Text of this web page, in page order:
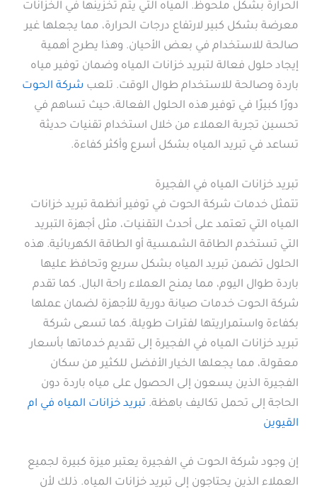
الحرارة بشكل ملحوظ. المياه التي يتم تخزينها في الخزانات
معرضة بشكل كبير لارتفاع درجات الحرارة، مما يجعلها غير
صالحة للاستخدام في بعض الأحيان. وهذا يطرح أهمية
إيجاد حلول فعالة لتبريد خزانات المياه وضمان توفير مياه
باردة وصالحة للاستخدام طوال الوقت. تلعب شركة الحوت
دورًا كبيرًا في توفير هذه الحلول الفعالة، حيث تساهم في
تحسين تجربة العملاء من خلال استخدام تقنيات حديثة
تساعد في تبريد المياه بشكل أسرع وأكثر كفاءة.
تبريد خزانات المياه في الفجيرة
تتمثل خدمات شركة الحوت في توفير أنظمة تبريد خزانات
المياه التي تعتمد على أحدث التقنيات، مثل أجهزة التبريد
التي تستخدم الطاقة الشمسية أو الطاقة الكهربائية. هذه
الحلول تضمن تبريد المياه بشكل سريع وتحافظ عليها
باردة طوال اليوم، مما يمنح العملاء راحة البال. كما تقدم
شركة الحوت خدمات صيانة دورية للأجهزة لضمان عملها
بكفاءة واستمراريتها لفترات طويلة. كما تسعى شركة
تبريد خزانات المياه في الفجيرة إلى تقديم خدماتها بأسعار
معقولة، مما يجعلها الخيار الأفضل للكثير من سكان
الفجيرة الذين يسعون إلى الحصول على مياه باردة دون
الحاجة إلى تحمل تكاليف باهظة. تبريد خزانات المياه في ام
القيوين
إن وجود شركة الحوت في الفجيرة يعتبر ميزة كبيرة لجميع
العملاء الذين يحتاجون إلى تبريد خزانات المياه. ذلك لأن